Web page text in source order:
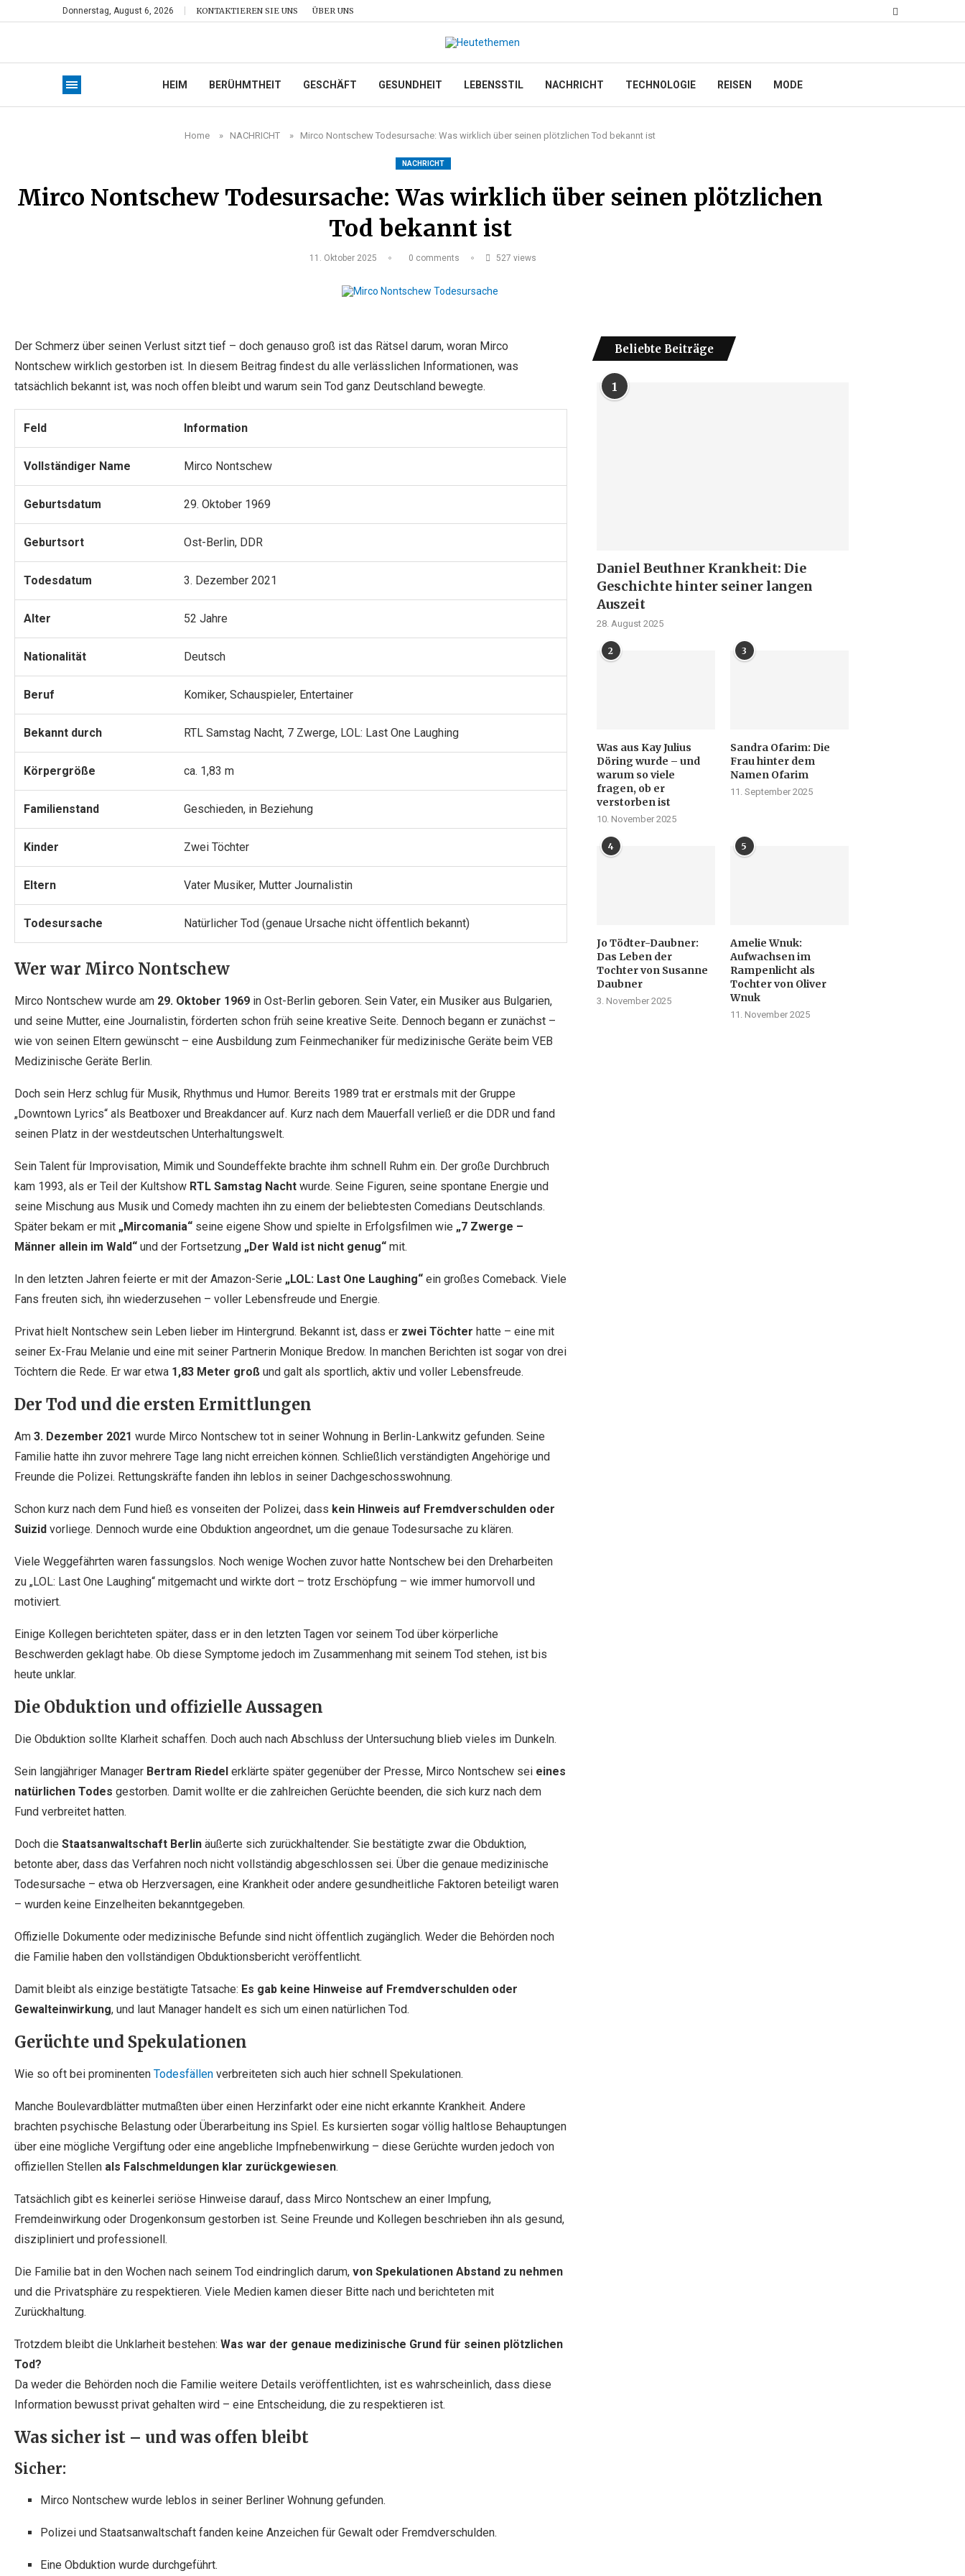
Donnerstag, August 6, 2026 KONTAKTIEREN SIE UNS ÜBER UNS
HEIM BERÜHMTHEIT GESCHÄFT GESUNDHEIT LEBENSSTIL NACHRICHT TECHNOLOGIE REISEN MODE
Home » NACHRICHT » Mirco Nontschew Todesursache: Was wirklich über seinen plötzlichen Tod bekannt ist
NACHRICHT
Mirco Nontschew Todesursache: Was wirklich über seinen plötzlichen
Tod bekannt ist
11. Oktober 2025 0 comments 527 views
Der Schmerz über seinen Verlust sitzt tief – doch genauso groß ist das Rätsel darum, woran Mirco
Nontschew wirklich gestorben ist. In diesem Beitrag findest du alle verlässlichen Informationen, was
tatsächlich bekannt ist, was noch offen bleibt und warum sein Tod ganz Deutschland bewegte.
Feld Information
Vollständiger Name Mirco Nontschew
Geburtsdatum 29. Oktober 1969
Geburtsort Ost-Berlin, DDR
Todesdatum 3. Dezember 2021
Alter 52 Jahre
Nationalität Deutsch
Beruf Komiker, Schauspieler, Entertainer
Bekannt durch RTL Samstag Nacht, 7 Zwerge, LOL: Last One Laughing
Körpergröße ca. 1,83 m
Familienstand Geschieden, in Beziehung
Kinder Zwei Töchter
Eltern Vater Musiker, Mutter Journalistin
Todesursache Natürlicher Tod (genaue Ursache nicht öffentlich bekannt)
Wer war Mirco Nontschew
Mirco Nontschew wurde am 29. Oktober 1969 in Ost-Berlin geboren. Sein Vater, ein Musiker aus Bulgarien,
und seine Mutter, eine Journalistin, förderten schon früh seine kreative Seite. Dennoch begann er zunächst –
wie von seinen Eltern gewünscht – eine Ausbildung zum Feinmechaniker für medizinische Geräte beim VEB
Medizinische Geräte Berlin.
Doch sein Herz schlug für Musik, Rhythmus und Humor. Bereits 1989 trat er erstmals mit der Gruppe
„Downtown Lyrics“ als Beatboxer und Breakdancer auf. Kurz nach dem Mauerfall verließ er die DDR und fand
seinen Platz in der westdeutschen Unterhaltungswelt.
Sein Talent für Improvisation, Mimik und Soundeffekte brachte ihm schnell Ruhm ein. Der große Durchbruch
kam 1993, als er Teil der Kultshow RTL Samstag Nacht wurde. Seine Figuren, seine spontane Energie und
seine Mischung aus Musik und Comedy machten ihn zu einem der beliebtesten Comedians Deutschlands.
Später bekam er mit „Mircomania“ seine eigene Show und spielte in Erfolgsfilmen wie „7 Zwerge –
Männer allein im Wald“ und der Fortsetzung „Der Wald ist nicht genug“ mit.
In den letzten Jahren feierte er mit der Amazon-Serie „LOL: Last One Laughing“ ein großes Comeback. Viele
Fans freuten sich, ihn wiederzusehen – voller Lebensfreude und Energie.
Privat hielt Nontschew sein Leben lieber im Hintergrund. Bekannt ist, dass er zwei Töchter hatte – eine mit
seiner Ex-Frau Melanie und eine mit seiner Partnerin Monique Bredow. In manchen Berichten ist sogar von drei
Töchtern die Rede. Er war etwa 1,83 Meter groß und galt als sportlich, aktiv und voller Lebensfreude.
Der Tod und die ersten Ermittlungen
Am 3. Dezember 2021 wurde Mirco Nontschew tot in seiner Wohnung in Berlin-Lankwitz gefunden. Seine
Familie hatte ihn zuvor mehrere Tage lang nicht erreichen können. Schließlich verständigten Angehörige und
Freunde die Polizei. Rettungskräfte fanden ihn leblos in seiner Dachgeschosswohnung.
Schon kurz nach dem Fund hieß es vonseiten der Polizei, dass kein Hinweis auf Fremdverschulden oder
Suizid vorliege. Dennoch wurde eine Obduktion angeordnet, um die genaue Todesursache zu klären.
Viele Weggefährten waren fassungslos. Noch wenige Wochen zuvor hatte Nontschew bei den Dreharbeiten
zu „LOL: Last One Laughing“ mitgemacht und wirkte dort – trotz Erschöpfung – wie immer humorvoll und
motiviert.
Einige Kollegen berichteten später, dass er in den letzten Tagen vor seinem Tod über körperliche
Beschwerden geklagt habe. Ob diese Symptome jedoch im Zusammenhang mit seinem Tod stehen, ist bis
heute unklar.
Die Obduktion und offizielle Aussagen
Die Obduktion sollte Klarheit schaffen. Doch auch nach Abschluss der Untersuchung blieb vieles im Dunkeln.
Sein langjähriger Manager Bertram Riedel erklärte später gegenüber der Presse, Mirco Nontschew sei eines
natürlichen Todes gestorben. Damit wollte er die zahlreichen Gerüchte beenden, die sich kurz nach dem
Fund verbreitet hatten.
Doch die Staatsanwaltschaft Berlin äußerte sich zurückhaltender. Sie bestätigte zwar die Obduktion,
betonte aber, dass das Verfahren noch nicht vollständig abgeschlossen sei. Über die genaue medizinische
Todesursache – etwa ob Herzversagen, eine Krankheit oder andere gesundheitliche Faktoren beteiligt waren
– wurden keine Einzelheiten bekanntgegeben.
Offizielle Dokumente oder medizinische Befunde sind nicht öffentlich zugänglich. Weder die Behörden noch
die Familie haben den vollständigen Obduktionsbericht veröffentlicht.
Damit bleibt als einzige bestätigte Tatsache: Es gab keine Hinweise auf Fremdverschulden oder
Gewalteinwirkung, und laut Manager handelt es sich um einen natürlichen Tod.
Gerüchte und Spekulationen
Wie so oft bei prominenten Todesfällen verbreiteten sich auch hier schnell Spekulationen.
Manche Boulevardblätter mutmaßten über einen Herzinfarkt oder eine nicht erkannte Krankheit. Andere
brachten psychische Belastung oder Überarbeitung ins Spiel. Es kursierten sogar völlig haltlose Behauptungen
über eine mögliche Vergiftung oder eine angebliche Impfnebenwirkung – diese Gerüchte wurden jedoch von
offiziellen Stellen als Falschmeldungen klar zurückgewiesen.
Tatsächlich gibt es keinerlei seriöse Hinweise darauf, dass Mirco Nontschew an einer Impfung,
Fremdeinwirkung oder Drogenkonsum gestorben ist. Seine Freunde und Kollegen beschrieben ihn als gesund,
diszipliniert und professionell.
Die Familie bat in den Wochen nach seinem Tod eindringlich darum, von Spekulationen Abstand zu nehmen
und die Privatsphäre zu respektieren. Viele Medien kamen dieser Bitte nach und berichteten mit
Zurückhaltung.
Trotzdem bleibt die Unklarheit bestehen: Was war der genaue medizinische Grund für seinen plötzlichen
Tod?
Da weder die Behörden noch die Familie weitere Details veröffentlichten, ist es wahrscheinlich, dass diese
Information bewusst privat gehalten wird – eine Entscheidung, die zu respektieren ist.
Was sicher ist – und was offen bleibt
Sicher:
Mirco Nontschew wurde leblos in seiner Berliner Wohnung gefunden.
Polizei und Staatsanwaltschaft fanden keine Anzeichen für Gewalt oder Fremdverschulden.
Eine Obduktion wurde durchgeführt.
Beliebte Beiträge
1
Daniel Beuthner Krankheit: Die
Geschichte hinter seiner langen
Auszeit
28. August 2025
2
Was aus Kay Julius
Döring wurde – und
warum so viele
fragen, ob er
verstorben ist
10. November 2025
3
Sandra Ofarim: Die
Frau hinter dem
Namen Ofarim
11. September 2025
4
Jo Tödter-Daubner:
Das Leben der
Tochter von Susanne
Daubner
3. November 2025
5
Amelie Wnuk:
Aufwachsen im
Rampenlicht als
Tochter von Oliver
Wnuk
11. November 2025